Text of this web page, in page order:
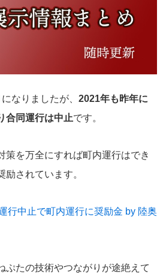
なりましたが、 2021年も昨年に
合同運行は中止です。
策を万全にすれば町内運行はでき
励されています。
中止で町内運行に奨励金 by 陸奥
ぷたの技術やつながりが途絶えて